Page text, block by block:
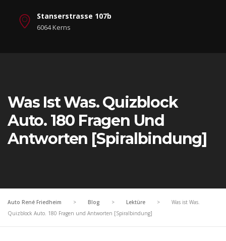
Stanserstrasse 107b
6064 Kerns
Was Ist Was. Quizblock
Auto. 180 Fragen Und
Antworten [Spiralbindung]
Auto René Friedheim > Blog > Lektüre >
Was ist Was.
Quizblock Auto. 180 Fragen und Antworten [Spiralbindung]